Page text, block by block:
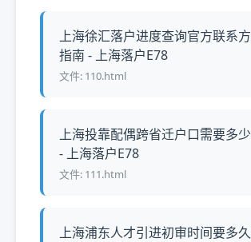
上海徐汇落户进度查询官方联系
指南 - 上海落户E78
文件: 110.html
上海投靠配偶跨省迁户口需要多
- 上海落户E78
文件: 111.html
上海浦东人才引进初审时间要多